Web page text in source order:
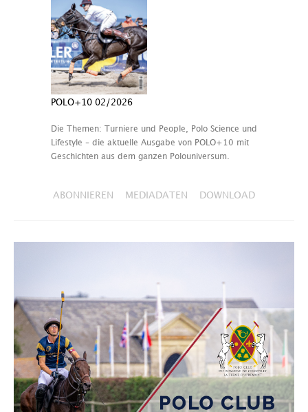
POLO+10 02/2026
Die Themen: Turniere und People, Polo Science und
Lifestyle – die aktuelle Ausgabe von POLO+10 mit
Geschichten aus dem ganzen Polouniversum.
ABONNIEREN MEDIADATEN DOWNLOAD